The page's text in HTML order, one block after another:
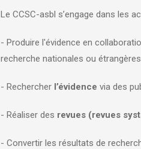
Le CCSC-asbl s’engage dans les
- Produire l'évidence en
recherche nationales ou
- Rechercher l’évidence via des
- Réaliser des revues (revues
- Convertir les résultats de